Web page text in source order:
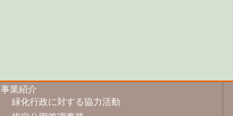
事業紹介
緑化行政に対する協力活動